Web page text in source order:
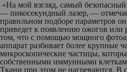
«На мой взгляд, самый
— пикосекундный лазер, —
правильном подборе параметров
приведет к появлению ожогов или
том, что с помощью мощного
аппарат разбивает более крупные
микроскопические частицы,
собственными иммунными
Ткани при этом не нагреваются. В